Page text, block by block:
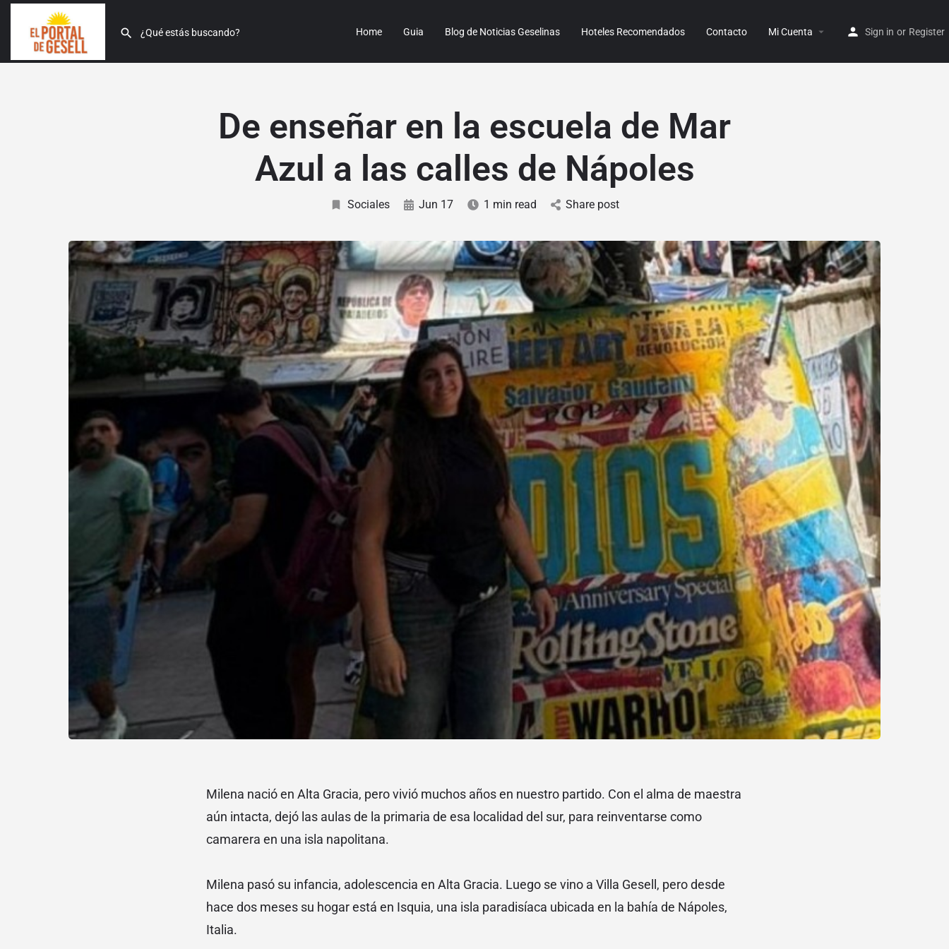
Home Guia Blog de Noticias Geselinas Hoteles Recomendados Contacto Mi Cuenta Sign in or Register
De enseñar en la escuela de Mar
Azul a las calles de Nápoles
Sociales Jun 17 1 min read Share post
Milena nació en Alta Gracia, pero vivió muchos años en nuestro partido. Con el alma de maestra
aún intacta, dejó las aulas de la primaria de esa localidad del sur, para reinventarse como
camarera en una isla napolitana.
Milena pasó su infancia, adolescencia en Alta Gracia. Luego se vino a Villa Gesell, pero desde
hace dos meses su hogar está en Isquia, una isla paradisíaca ubicada en la bahía de Nápoles,
Italia.